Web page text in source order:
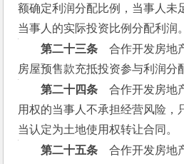
额确定利润分配比例，当事人未
当事人的实际投资比例分配利润。
第二十三条 合作开发房地
房屋预售款充抵投资参与利润分
第二十四条 合作开发房地
用权的当事人不承担经营风险，
当认定为土地使用权转让合同。
第二十五条 合作开发房地